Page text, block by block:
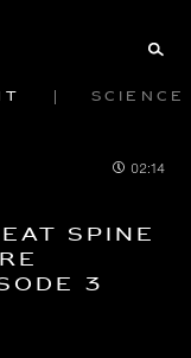
Science
02:14
Spine
3